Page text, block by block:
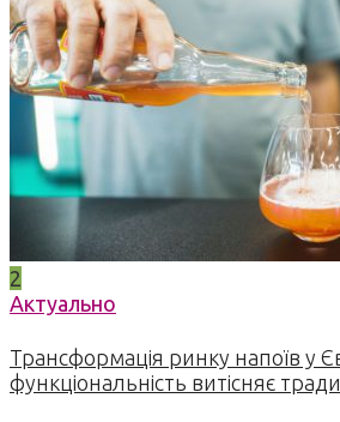
2
Актуально
Трансформація ринку напоїв у
функціональність витісняє